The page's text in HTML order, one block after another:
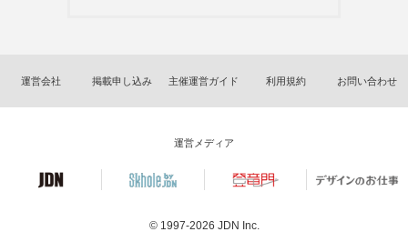
運営会社 掲載申し込み 主催運営ガイド 利用規約 お問い合わせ
運営メディア
© 1997-2026 JDN Inc.